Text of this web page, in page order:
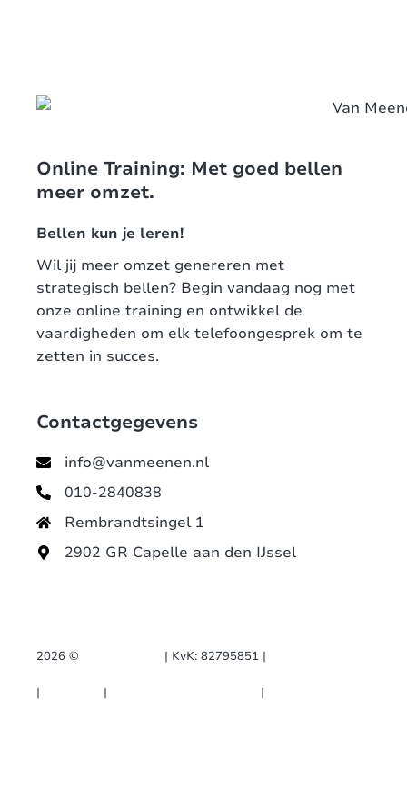
Online Training: Met goed bellen
meer omzet.
Bellen kun je leren!
Wil jij meer omzet genereren met
strategisch bellen? Begin vandaag nog met
onze online training en ontwikkel de
vaardigheden om elk telefoongesprek om te
zetten in succes.
Contactgegevens
info@vanmeenen.nl
010-2840838
Rembrandtsingel 1
2902 GR Capelle aan den IJssel
2026 ©
| KvK: 82795851 |
|
| |